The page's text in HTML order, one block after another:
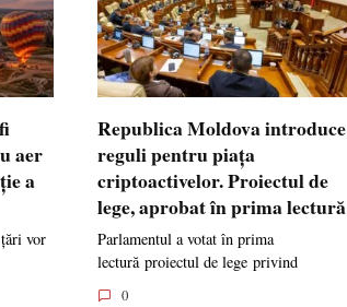
aer
a
vor
Republica Moldova introduce
reguli pentru piața
criptoactivelor. Proiectul de
lege, aprobat în prima lectură
Parlamentul a votat în prima
lectură proiectul de lege privind
0